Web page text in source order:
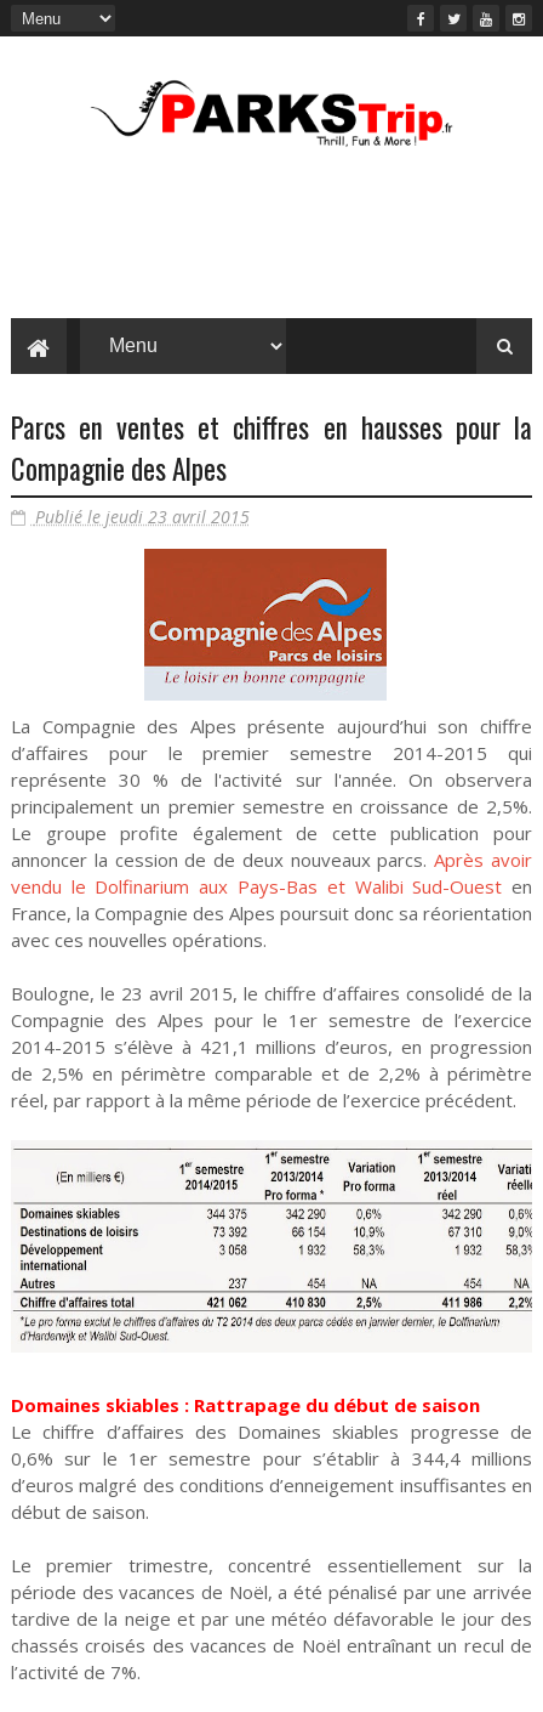
Parcs en ventes et chiffres en hausses pour la
Compagnie des Alpes
Publié le jeudi 23 avril 2015
La Compagnie des Alpes présente aujourd’hui son chiffre
d’affaires pour le premier semestre 2014-2015 qui
représente 30 % de l'activité sur l'année. On observera
principalement un premier semestre en croissance de 2,5%.
Le groupe profite également de cette publication pour
annoncer la cession de de deux nouveaux parcs.Après avoir
vendu le Dolfinarium aux Pays-Bas et Walibi Sud-Ouest en
France, la Compagnie des Alpes poursuit donc sa réorientation
avec ces nouvelles opérations.
Boulogne, le 23 avril 2015, le chiffre d’affaires consolidé de la
Compagnie des Alpes pour le 1er semestre de l’exercice
2014-2015 s’élève à 421,1 millions d’euros, en progression
de 2,5% en périmètre comparable et de 2,2% à périmètre
réel, par rapport à la même période de l’exercice précédent.
Domaines skiables : Rattrapage du début de saison
Le chiffre d’affaires des Domaines skiables progresse de
0,6% sur le 1er semestre pour s’établir à 344,4 millions
d’euros malgré des conditions d’enneigement insuffisantes en
début de saison.
Le premier trimestre, concentré essentiellement sur la
période des vacances de Noël, a été pénalisé par une arrivée
tardive de la neige et par une météo défavorable le jour des
chassés croisés des vacances de Noël entraînant un recul de
l’activité de 7%.